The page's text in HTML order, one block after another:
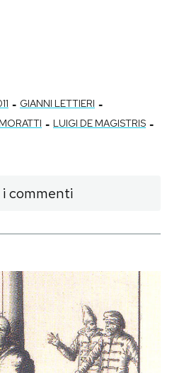
- GIANNI LETTIERI -
- LUIGI DE MAGISTRIS -
commenti